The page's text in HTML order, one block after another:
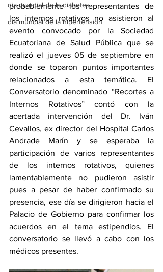
dia mundial de la diabetes
dia mundial de la hipertension
probablemente los representantes de
los internos rotativos no asistieron al
evento convocado por la Sociedad
Ecuatoriana de Salud Pública que se
realizó el jueves 05 de septiembre en
donde se toparon puntos importantes
relacionados a esta temática. El
Conversatorio denominado “Recortes a
Internos Rotativos” contó con la
acertada intervención del Dr. Iván
Cevallos, ex director del Hospital Carlos
Andrade Marín y se esperaba la
participación de varios representantes
de los internos rotativos, quienes
lamentablemente no pudieron asistir
pues a pesar de haber confirmado su
presencia, ese día se dirigieron hacia el
Palacio de Gobierno para confirmar los
acuerdos en el tema estipendios. El
conversatorio se llevó a cabo con los
médicos presentes.